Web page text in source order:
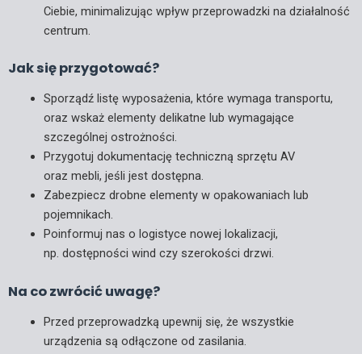
Ciebie, minimalizując wpływ przeprowadzki na działalność
centrum.
Jak się przygotować?
Sporządź listę wyposażenia, które wymaga transportu,
oraz wskaż elementy delikatne lub wymagające
szczególnej ostrożności.
Przygotuj dokumentację techniczną sprzętu AV
oraz mebli, jeśli jest dostępna.
Zabezpiecz drobne elementy w opakowaniach lub
pojemnikach.
Poinformuj nas o logistyce nowej lokalizacji,
np. dostępności wind czy szerokości drzwi.
Na co zwrócić uwagę?
Przed przeprowadzką upewnij się, że wszystkie
urządzenia są odłączone od zasilania.